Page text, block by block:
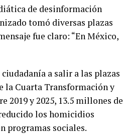
de desinformación
tomó diversas plazas
fue claro: “En México,
a salir a las plazas
la Cuarta Transformación y
2019 y 2025, 13.5 millones de
los homicidios
programas sociales.